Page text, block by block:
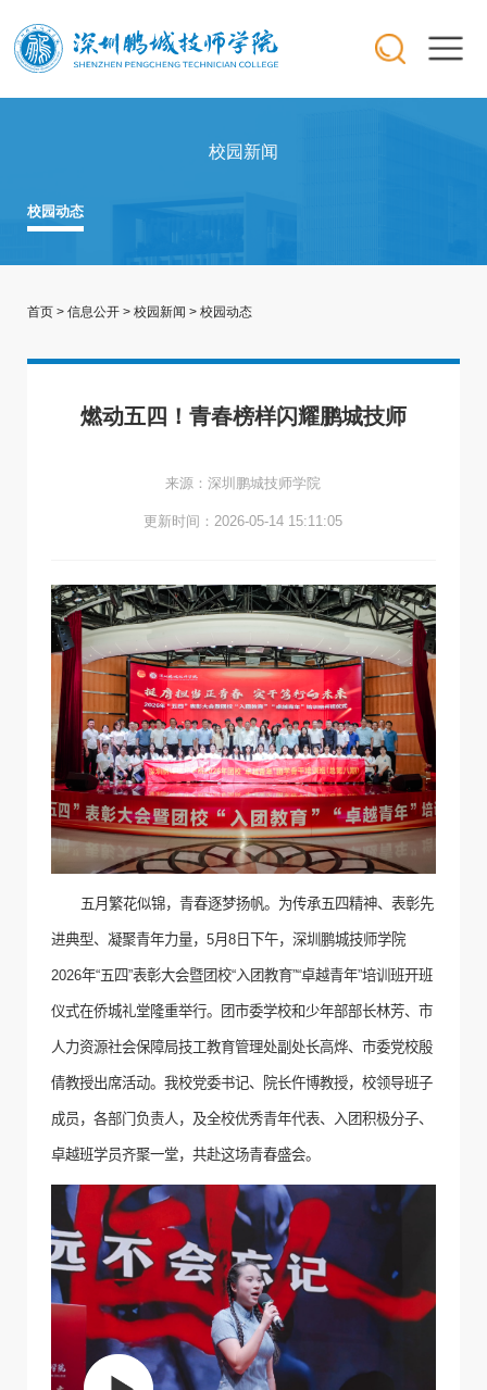
校园新闻
校园动态
首页> 信息公开> 校园新闻 > 校园动态
燃动五四！青春榜样闪耀鹏城技师
来源：深圳鹏城技师学院
更新时间：2026-05-14 15:11:05
五月繁花似锦，青春逐梦扬帆。为传承五四精神、表彰先
进典型、凝聚青年力量，5月8 日下午，深圳鹏城技师学院
2026年“五四”表彰大会暨团校“入团教育”“卓越青年”培训班开班
仪式在侨城礼堂隆重举行。团市委学校和少年部部长林芳、市
人力资源社会保障局技工教育管理处副处长高烨、市委党校殷
倩教授出席活动。我校党委书记、院长仵博教授，校领导班子
成员，各部门负责人 ，及全校优秀青年代表、入团积极分子、
卓越班学员齐聚一堂，共赴这场青春盛会。